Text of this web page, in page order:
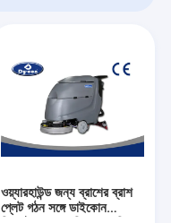
ওয়্যারহাউন্ড জন্য ব্রাশের ব্রাশ
প্লেট গঠন সঙ্গে ডাইকোন